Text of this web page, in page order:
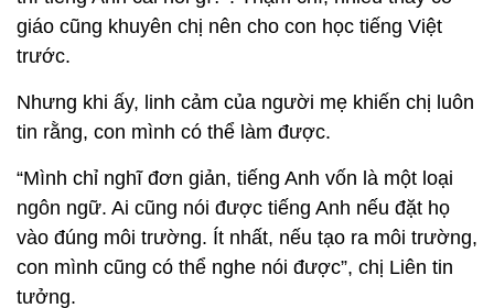
giáo cũng khuyên chị nên cho con học tiếng Việt
trước.
Nhưng khi ấy, linh cảm của người mẹ khiến chị luôn
tin rằng, con mình có thể làm được.
“Mình chỉ nghĩ đơn giản, tiếng Anh vốn là một loại
ngôn ngữ. Ai cũng nói được tiếng Anh nếu đặt họ
vào đúng môi trường. Ít nhất, nếu tạo ra môi trường,
con mình cũng có thể nghe nói được”, chị Liên tin
tưởng.